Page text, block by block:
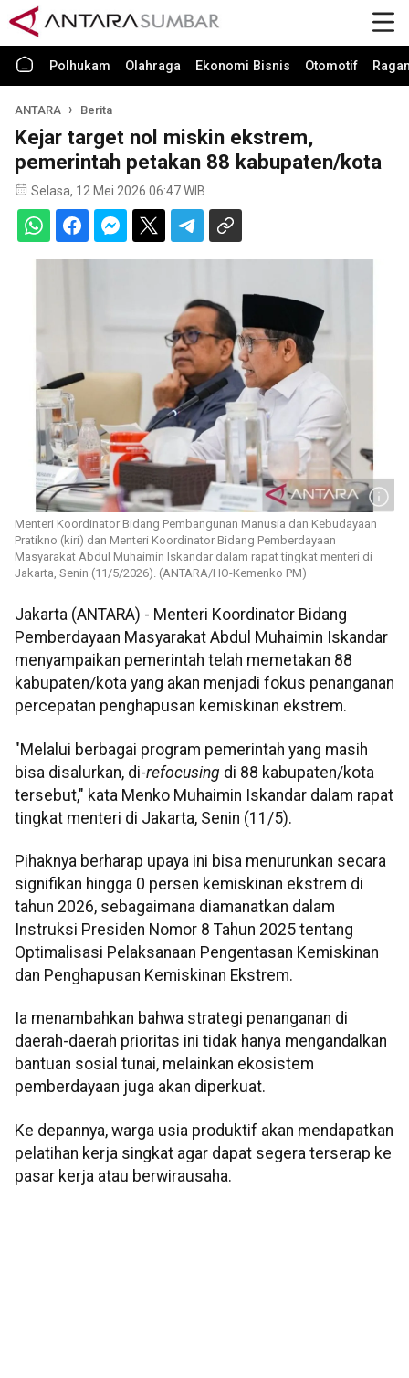
Polhukam Olahraga Ekonomi Bisnis Otomotif
ANTARA Berita
Kejar target nol miskin ekstrem,
pemerintah petakan 88 kabupaten/kota
Selasa, 12 Mei 2026 06:47 WIB
Menteri Koordinator Bidang Pembangunan Manusia dan Kebudayaan
Pratikno (kiri) dan Menteri Koordinator Bidang Pemberdayaan
Masyarakat Abdul Muhaimin Iskandar dalam rapat tingkat menteri di
Jakarta, Senin (11/5/2026). (ANTARA/HO-Kemenko PM)
Jakarta (ANTARA) - Menteri Koordinator Bidang
Pemberdayaan Masyarakat Abdul Muhaimin Iskandar
menyampaikan pemerintah telah memetakan 88
kabupaten/kota yang akan menjadi fokus penanganan
percepatan penghapusan kemiskinan ekstrem.
"Melalui berbagai program pemerintah yang masih
bisa disalurkan, di-refocusing di 88 kabupaten/kota
tersebut," kata Menko Muhaimin Iskandar dalam rapat
tingkat menteri di Jakarta, Senin (11/5).
Pihaknya berharap upaya ini bisa menurunkan secara
signifikan hingga 0 persen kemiskinan ekstrem di
tahun 2026, sebagaimana diamanatkan dalam
Instruksi Presiden Nomor 8 Tahun 2025 tentang
Optimalisasi Pelaksanaan Pengentasan Kemiskinan
dan Penghapusan Kemiskinan Ekstrem.
Ia menambahkan bahwa strategi penanganan di
daerah-daerah prioritas ini tidak hanya mengandalkan
bantuan sosial tunai, melainkan ekosistem
pemberdayaan juga akan diperkuat.
Ke depannya, warga usia produktif akan mendapatkan
pelatihan kerja singkat agar dapat segera terserap ke
pasar kerja atau berwirausaha.